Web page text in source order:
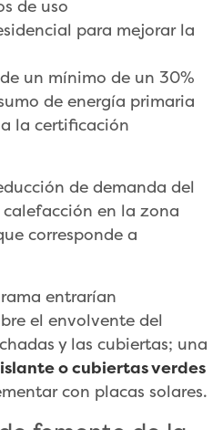
de uso
para mejorar la
un mínimo de un 30%
de energía primaria
la certificación
de demanda del
en la zona
corresponde a
entrarían
el envolvente del
y las cubiertas; una
o cubiertas verdes
con placas solares.